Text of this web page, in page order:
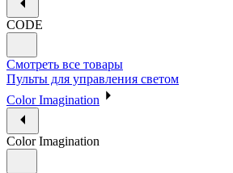
CODE
Смотреть все товары
Пульты для управления светом
Color Imagination
Color Imagination